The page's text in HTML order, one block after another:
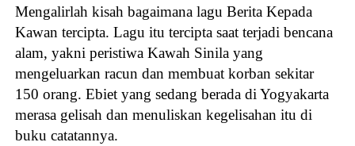
Mengalirlah kisah bagaimana lagu Berita Kepada
Kawan tercipta. Lagu itu tercipta saat terjadi bencana
alam, yakni peristiwa Kawah Sinila yang
mengeluarkan racun dan membuat korban sekitar
150 orang. Ebiet yang sedang berada di Yogyakarta
merasa gelisah dan menuliskan kegelisahan itu di
buku catatannya.